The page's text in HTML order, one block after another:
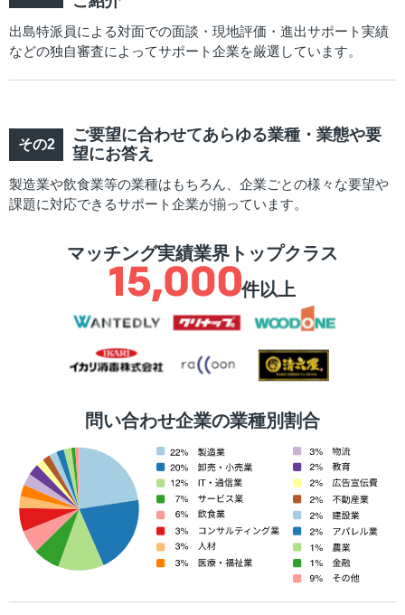
出島特派員による対面での面談・現地評価・進出サポート実績
などの独自審査によってサポート企業を厳選しています。
ご要望に合わせてあらゆる業種・業態や要
望にお答え
製造業や飲食業等の業種はもちろん、企業ごとの様々な要望や
課題に対応できるサポート企業が揃っています。
マッチング実績業界トップクラス
件以上
問い合わせ企業の業種別割合